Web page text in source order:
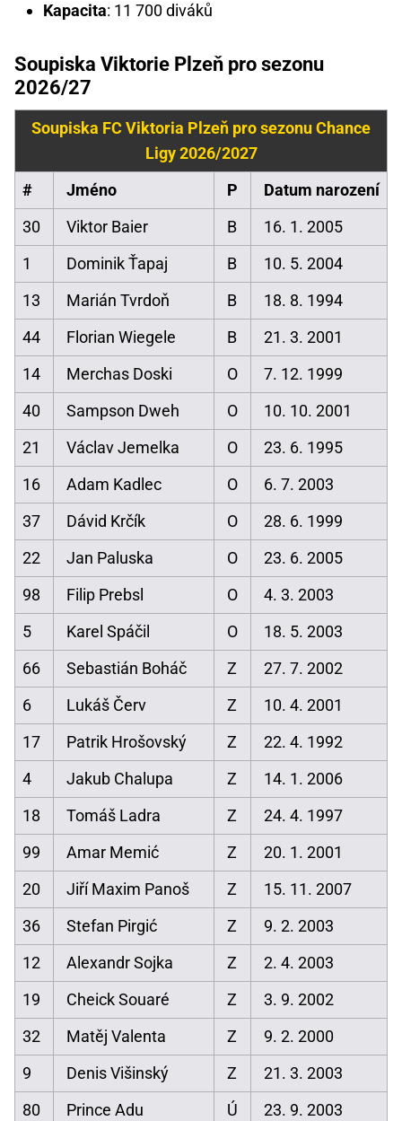
Kapacita: 11 700 diváků
Soupiska Viktorie Plzeň pro sezonu
2026/27
Soupiska FC Viktoria Plzeň pro sezonu Chance
Ligy 2026/2027
#
Jméno P
Datum narození
30
Viktor Baier B
16. 1. 2005
1
Dominik Ťapaj B
10. 5. 2004
13
Marián Tvrdoň B
18. 8. 1994
44
Florian Wiegele B
21. 3. 2001
14
Merchas Doski O
7. 12. 1999
40
Sampson Dweh O
10. 10. 2001
21
Václav Jemelka O
23. 6. 1995
16
Adam Kadlec O
6. 7. 2003
37
Dávid Krčík O
28. 6. 1999
22
Jan Paluska O
23. 6. 2005
98
Filip Prebsl O
4. 3. 2003
5
Karel Spáčil O
18. 5. 2003
66
Sebastián Boháč Z
27. 7. 2002
6
Lukáš Červ Z
10. 4. 2001
17
Patrik Hrošovský Z
22. 4. 1992
4
Jakub Chalupa Z
14. 1. 2006
18
Tomáš Ladra Z
24. 4. 1997
99
Amar Memić Z
20. 1. 2001
20
Jiří Maxim Panoš Z
15. 11. 2007
36
Stefan Pirgić Z
9. 2. 2003
12
Alexandr Sojka Z
2. 4. 2003
19
Cheick Souaré Z
3. 9. 2002
32
Matěj Valenta Z
9. 2. 2000
9
Denis Višinský Z
21. 3. 2003
80
Prince Adu Ú
23. 9. 2003